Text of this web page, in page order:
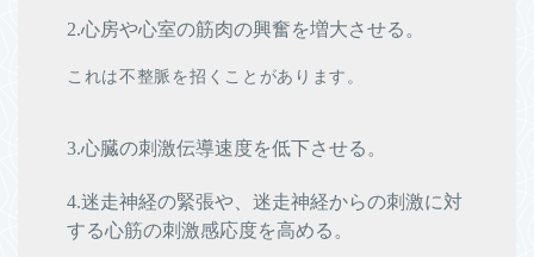
2.心房や心室の筋肉の興奮を増大させる。
これは不整脈を招くことがあります。
3.心臓の刺激伝導速度を低下させる。
4.迷走神経の緊張や、迷走神経からの刺激に対
する心筋の刺激感応度を高める。